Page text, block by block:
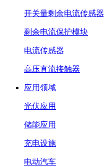
开关量剩余电流传感器
剩余电流保护模块
电流传感器
高压直流接触器
应用领域
光伏应用
储能应用
充电设施
电动汽车